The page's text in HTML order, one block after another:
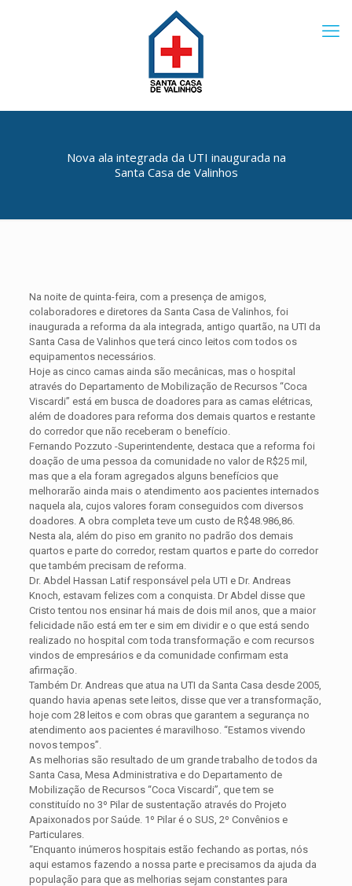
Nova ala integrada da UTI inaugurada na
Santa Casa de Valinhos
Na noite de quinta-feira, com a presença de amigos,
colaboradores e diretores da Santa Casa de Valinhos, foi
inaugurada a reforma da ala integrada, antigo quartão, na UTI da
Santa Casa de Valinhos que terá cinco leitos com todos os
equipamentos necessários.
Hoje as cinco camas ainda são mecânicas, mas o hospital
através do Departamento de Mobilização de Recursos “Coca
Viscardi” está em busca de doadores para as camas elétricas,
além de doadores para reforma dos demais quartos e restante
do corredor que não receberam o benefício.
Fernando Pozzuto -Superintendente, destaca que a reforma foi
doação de uma pessoa da comunidade no valor de R$25 mil,
mas que a ela foram agregados alguns benefícios que
melhorarão ainda mais o atendimento aos pacientes internados
naquela ala, cujos valores foram conseguidos com diversos
doadores. A obra completa teve um custo de R$48.986,86.
Nesta ala, além do piso em granito no padrão dos demais
quartos e parte do corredor, restam quartos e parte do corredor
que também precisam de reforma.
Dr. Abdel Hassan Latif responsável pela UTI e Dr. Andreas
Knoch, estavam felizes com a conquista. Dr Abdel disse que
Cristo tentou nos ensinar há mais de dois mil anos, que a maior
felicidade não está em ter e sim em dividir e o que está sendo
realizado no hospital com toda transformação e com recursos
vindos de empresários e da comunidade confirmam esta
afirmação.
Também Dr. Andreas que atua na UTI da Santa Casa desde 2005,
quando havia apenas sete leitos, disse que ver a transformação,
hoje com 28 leitos e com obras que garantem a segurança no
atendimento aos pacientes é maravilhoso. “Estamos vivendo
novos tempos”.
As melhorias são resultado de um grande trabalho de todos da
Santa Casa, Mesa Administrativa e do Departamento de
Mobilização de Recursos “Coca Viscardi”, que tem se
constituído no 3º Pilar de sustentação através do Projeto
Apaixonados por Saúde. 1º Pilar é o SUS, 2º Convênios e
Particulares.
“Enquanto inúmeros hospitais estão fechando as portas, nós
aqui estamos fazendo a nossa parte e precisamos da ajuda da
população para que as melhorias sejam constantes para